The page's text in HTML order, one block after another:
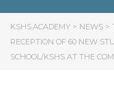
KSHS.ACADEMY > NEWS >
RECEPTION OF 60 NEW
SCHOOL/KSHS AT THE